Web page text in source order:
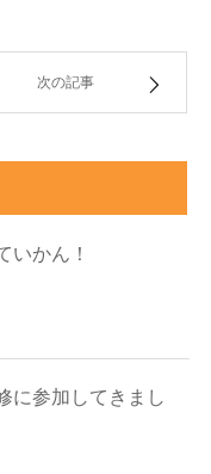
次の記事
いかん！
に参加してきまし